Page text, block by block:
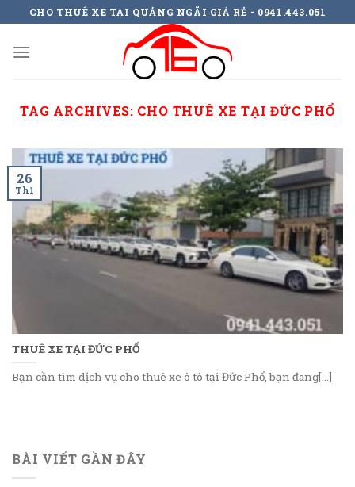
to
content
CHO THUÊ XE TẠI QUẢNG NGÃI GIÁ RẺ - 0941.443.051
TAG ARCHIVES: CHO THUÊ XE TẠI ĐỨC PHỔ
THUÊ XE TẠI ĐỨC PHỔ
Bạn cần tìm dịch vụ cho thuê xe ô tô tại Đức Phổ, bạn đang[...]
26
Th1
BÀI VIẾT GẦN ĐÂY